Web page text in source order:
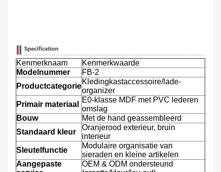
Kenmerknaam
Kenmerkwaarde
Modelnummer
FB-2
Productcategorie
Kledingkastaccessoire/lade-
organizer
Primair materiaal
E0-klasse MDF met PVC lederen
omslag
Bouw
Met de hand geassembleerd
Standaard kleur
Oranjerood exterieur, bruin
interieur
Sleutelfunctie
Modulaire organisatie van
sieraden en kleine artikelen
Aangepaste
OEM & ODM ondersteund